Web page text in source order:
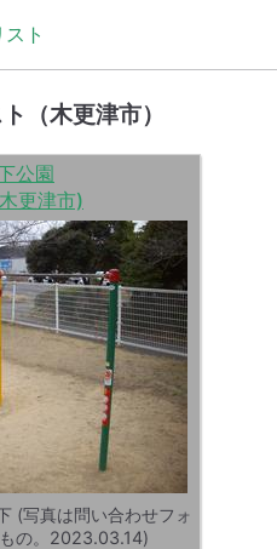
（木更津市）
公園
更津市)
(写真は問い合わせフォ
の。2023.03.14)